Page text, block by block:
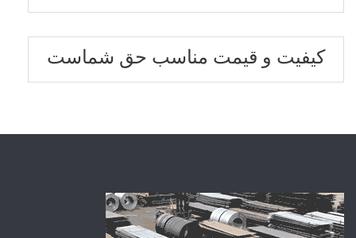
کیفیت و قیمت مناسب حق شماست